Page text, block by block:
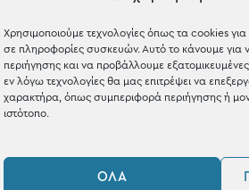
Χρησιμοποιούμε τεχνολογίες όπως τα cookies
σε πληροφορίες συσκευών. Αυτό το κάνουμε για
περιήγησης και να προβάλλουμε
εν λόγω τεχνολογίες θα μας επιτρέψει να
χαρακτήρα, όπως συμπεριφορά περιήγησης ή
ιστότοπο.
ΌΛΑ